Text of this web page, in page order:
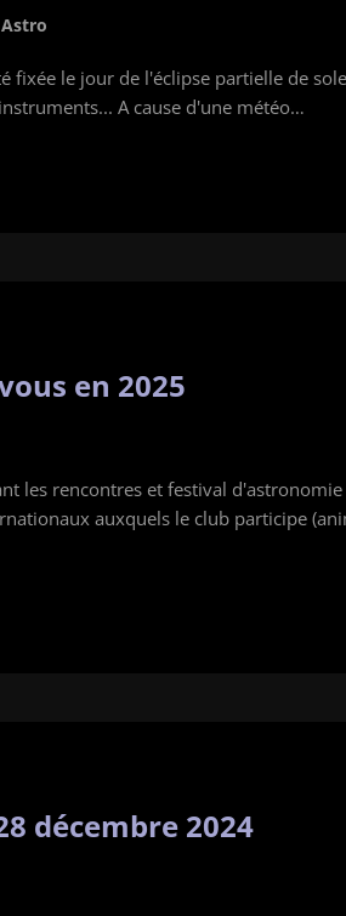
fixée le jour de l'éclipse partielle de
A cause d'une météo…
en 2025
les rencontres et festival
auxquels le club participe
décembre 2024